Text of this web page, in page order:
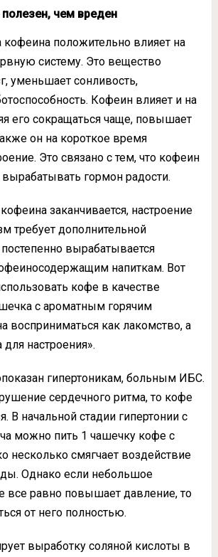
чем вреден
положительно влияет на
систему. Это вещество
уменьшает сонливость,
Кофеин влияет и на
его сокращаться чаще, повышает
он на короткое время
Это связано с тем, что кофеин
вырабатывать гормон радости.
заканчивается, настроение
требует дополнительной
вырабатывается
напиткам. Вот
кофе в качестве
с ароматным горячим
восприниматься как лакомство, а
для настроения».
гипертоникам, больным ИБС.
сердечного ритма, то кофе
В начальной стадии гипертонии с
можно пить 1 чашечку кофе с
несколько смягчает воздействие
Однако если небольшое
все равно повышает давление, то
от него полностью.
выработку соляной кислоты в